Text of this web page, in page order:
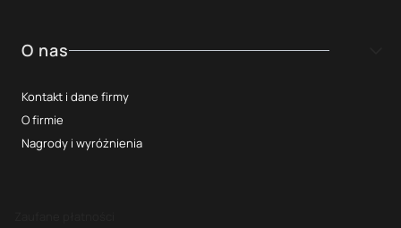
O nas
Kontakt i dane firmy
O firmie
Nagrody i wyróżnienia